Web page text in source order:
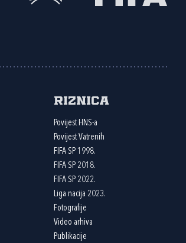
Riznica
Povijest HNS-a
Povijest Vatrenih
FIFA SP 1998.
FIFA SP 2018.
FIFA SP 2022.
Liga nacija 2023.
Fotografije
Video arhiva
Publikacije